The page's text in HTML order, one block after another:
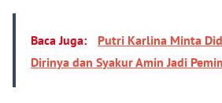
Baca Juga:
Putri Karlina Minta
Dirinya dan Syakur Amin Jadi